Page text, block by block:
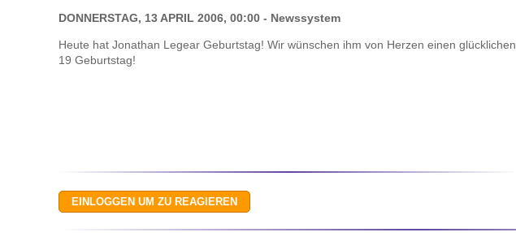
DONNERSTAG, 13 APRIL 2006, 00:00 - Newssystem
Heute hat Jonathan Legear Geburtstag! Wir wünschen ihm von Herzen einen glücklichen
19 Geburtstag!